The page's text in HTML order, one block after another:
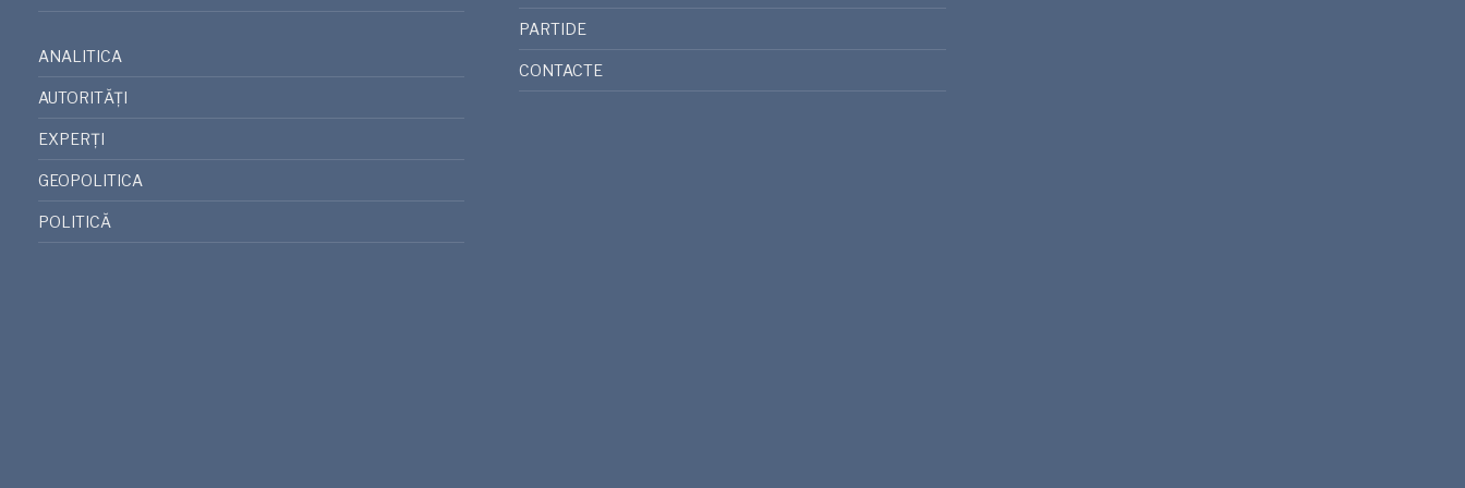
ANALITICA
AUTORITĂȚI
EXPERȚI
GEOPOLITICA
POLITICĂ
PARTIDE
CONTACTE